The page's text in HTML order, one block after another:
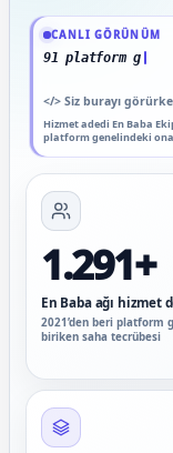
CANLI GÖRÜNÜM
91 platform
</> Siz burayı
Hizmet adedi En Baba
platform genelindeki
Güncel veriler: 1.291+
1.291+
En Baba ağı hizmet
2021’den beri platform
biriken saha tecrübesi